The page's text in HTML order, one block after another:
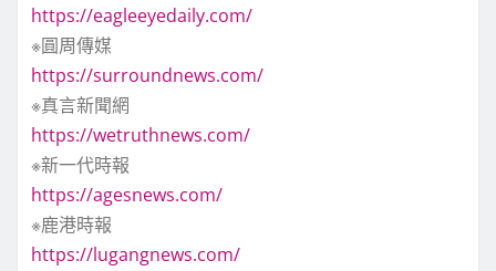
https://eagleeyedaily.com/
※圓周傳媒
https://surroundnews.com/
※真言新聞網
https://wetruthnews.com/
※新一代時報
https://agesnews.com/
※鹿港時報
https://lugangnews.com/